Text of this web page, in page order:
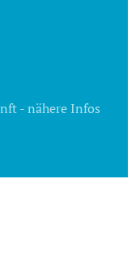
- nähere Infos